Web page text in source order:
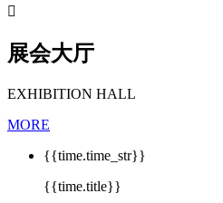

展会大厅
EXHIBITION HALL
MORE
{{time.time_str}}
{{time.title}}